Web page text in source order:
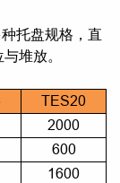
托盘规格，直
堆放。
TES20
2000
600
1600